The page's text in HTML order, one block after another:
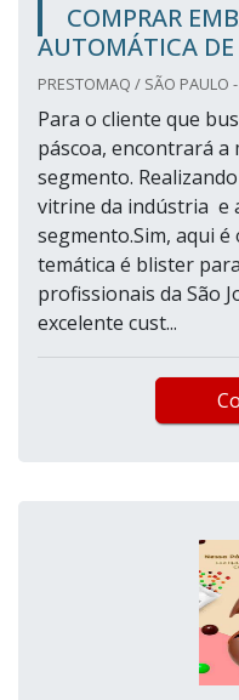
COMPRAR
AUTOMÁTICA
PRESTOMAQ / SÃO PAULO
Para o cliente que
páscoa, encontrará a
segmento.
vitrine da indústria e
segmento.Sim, aqui
temática é blister
profissionais da São
excelente cust...